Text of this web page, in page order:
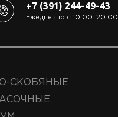
+7 (391) 244-49-43
Ежедневно с 10:00‒20:00
СКОБЯНЫЕ